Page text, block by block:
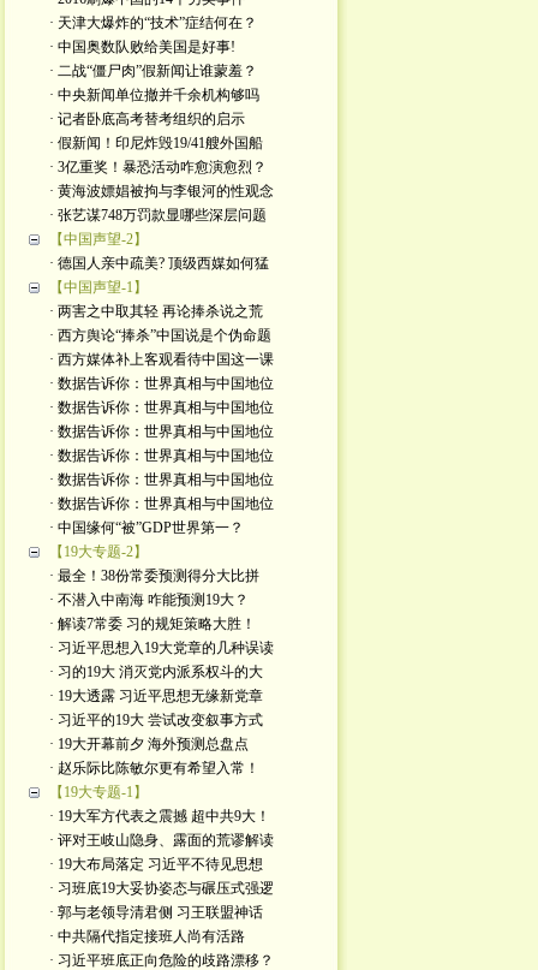
· 天津大爆炸的“技术”症结何在？
· 中国奥数队败给美国是好事!
· 二战“僵尸肉”假新闻让谁蒙羞？
· 中央新闻单位撤并千余机构够吗
· 记者卧底高考替考组织的启示
· 假新闻！印尼炸毁19/41艘外国船
· 3亿重奖！暴恐活动咋愈演愈烈？
· 黄海波嫖娼被拘与李银河的性观念
· 张艺谋748万罚款显哪些深层问题
【中国声望-2】
· 德国人亲中疏美? 顶级西媒如何猛
【中国声望-1】
· 两害之中取其轻 再论捧杀说之荒
· 西方舆论“捧杀”中国说是个伪命题
· 西方媒体补上客观看待中国这一课
· 数据告诉你：世界真相与中国地位
· 数据告诉你：世界真相与中国地位
· 数据告诉你：世界真相与中国地位
· 数据告诉你：世界真相与中国地位
· 数据告诉你：世界真相与中国地位
· 数据告诉你：世界真相与中国地位
· 中国缘何“被”GDP世界第一？
【19大专题-2】
· 最全！38份常委预测得分大比拼
· 不潜入中南海 咋能预测19大？
· 解读7常委 习的规矩策略大胜！
· 习近平思想入19大党章的几种误读
· 习的19大 消灭党内派系权斗的大
· 19大透露 习近平思想无缘新党章
· 习近平的19大 尝试改变叙事方式
· 19大开幕前夕 海外预测总盘点
· 赵乐际比陈敏尔更有希望入常！
【19大专题-1】
· 19大军方代表之震撼 超中共9大！
· 评对王岐山隐身、露面的荒谬解读
· 19大布局落定 习近平不待见思想
· 习班底19大妥协姿态与碾压式强逻
· 郭与老领导清君侧 习王联盟神话
· 中共隔代指定接班人尚有活路
· 习近平班底正向危险的歧路漂移？